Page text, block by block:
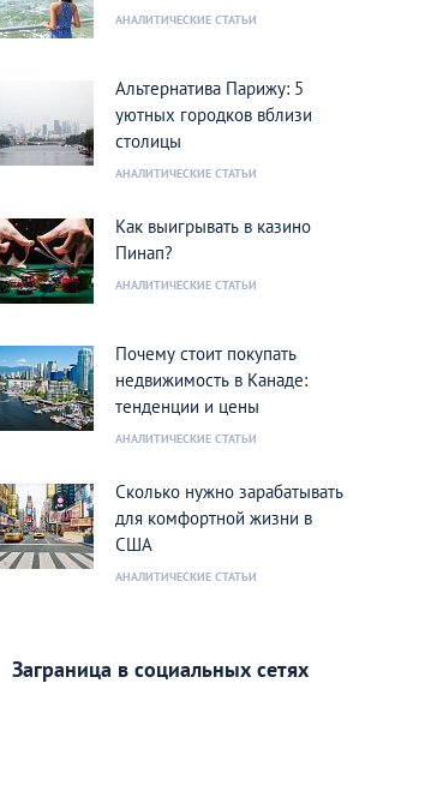
АНАЛИТИЧЕСКИЕ СТАТЬИ
Альтернатива Парижу: 5
уютных городков вблизи
столицы
АНАЛИТИЧЕСКИЕ СТАТЬИ
Как выигрывать в казино
Пинап?
АНАЛИТИЧЕСКИЕ СТАТЬИ
Почему стоит покупать
недвижимость в Канаде:
тенденции и цены
АНАЛИТИЧЕСКИЕ СТАТЬИ
Сколько нужно зарабатывать
для комфортной жизни в
США
АНАЛИТИЧЕСКИЕ СТАТЬИ
Заграница в социальных сетях